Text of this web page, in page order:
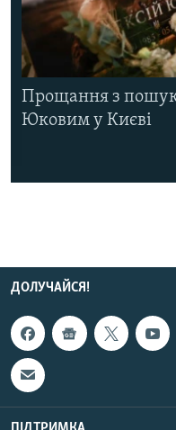
Прощання з
Юковим у Києві
ДОЛУЧАЙСЯ!